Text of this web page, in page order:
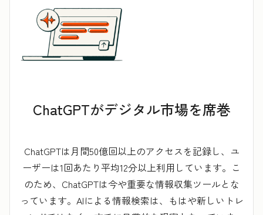
ChatGPTがデジタル市場を席巻
ChatGPTは月間50億回以上のアクセスを記録し、ユ
ーザーは1回あたり平均12分以上利用しています。こ
のため、ChatGPTは今や重要な情報収集ツールとな
っています。AIによる情報検索は、もはや新しいトレ